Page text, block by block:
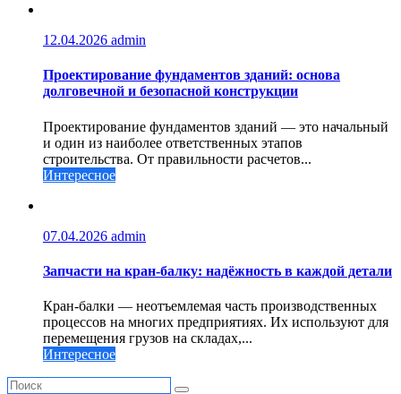
12.04.2026 admin
Проектирование фундаментов зданий: основа
долговечной и безопасной конструкции
Проектирование фундаментов зданий — это начальный
и один из наиболее ответственных этапов
строительства. От правильности расчетов...
Интересное
07.04.2026 admin
Запчасти на кран-балку: надёжность в каждой детали
Кран-балки — неотъемлемая часть производственных
процессов на многих предприятиях. Их используют для
перемещения грузов на складах,...
Интересное